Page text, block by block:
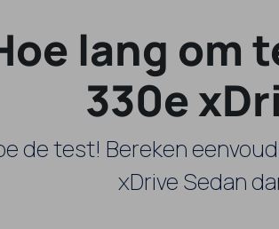
lang om
330e
de test! Bereken
xDrive Sedan